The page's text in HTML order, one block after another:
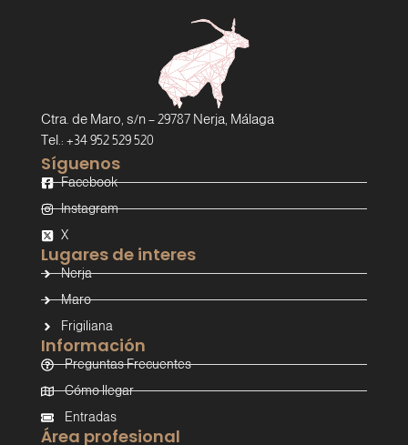
Ctra. de Maro, s/n – 29787 Nerja, Málaga
Tel.: +34 952 529 520
Área profesional
Información
Preguntas Frecuentes
Cómo llegar
Entradas
Lugares de interes
Nerja
Maro
Frigiliana
Síguenos
Facebook
Instagram
X